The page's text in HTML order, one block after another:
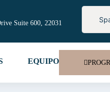
Suite 600, 22031
EQUIPO